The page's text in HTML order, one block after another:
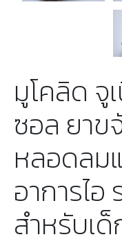
มูโคลิด จู
ซอล ยาข
หลอดลม
อาการไอ
สำหรับเ